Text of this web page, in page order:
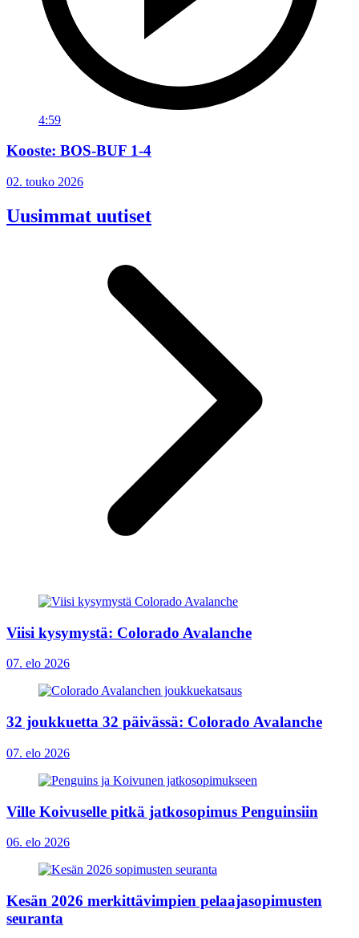
4:59
Kooste: BOS-BUF 1-4
02. touko 2026
Uusimmat uutiset
Viisi kysymystä: Colorado Avalanche
07. elo 2026
32 joukkuetta 32 päivässä: Colorado Avalanche
07. elo 2026
Ville Koivuselle pitkä jatkosopimus Penguinsiin
06. elo 2026
Kesän 2026 merkittävimpien pelaajasopimusten
seuranta